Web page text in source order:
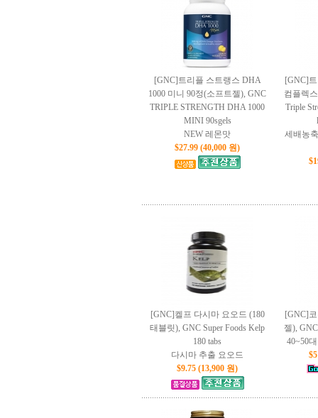
[GNC]트리플 스트랭스 DHA
1000 미니 90정(소프트젤), GNC
TRIPLE STRENGTH DHA 1000
MINI 90sgels
NEW 레몬맛
$27.99 (40,000 원)
[GNC]
컴플렉
Triple
세배농
[GNC]켈프 다시마 요오드 (180
태블릿), GNC Super Foods Kelp
180 tabs
다시마 추출 요오드
$9.75 (13,900 원)
[GNC]
젤),
40~50